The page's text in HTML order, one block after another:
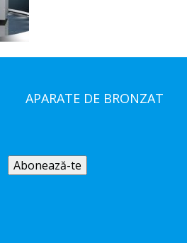
APARATE DE BRONZAT